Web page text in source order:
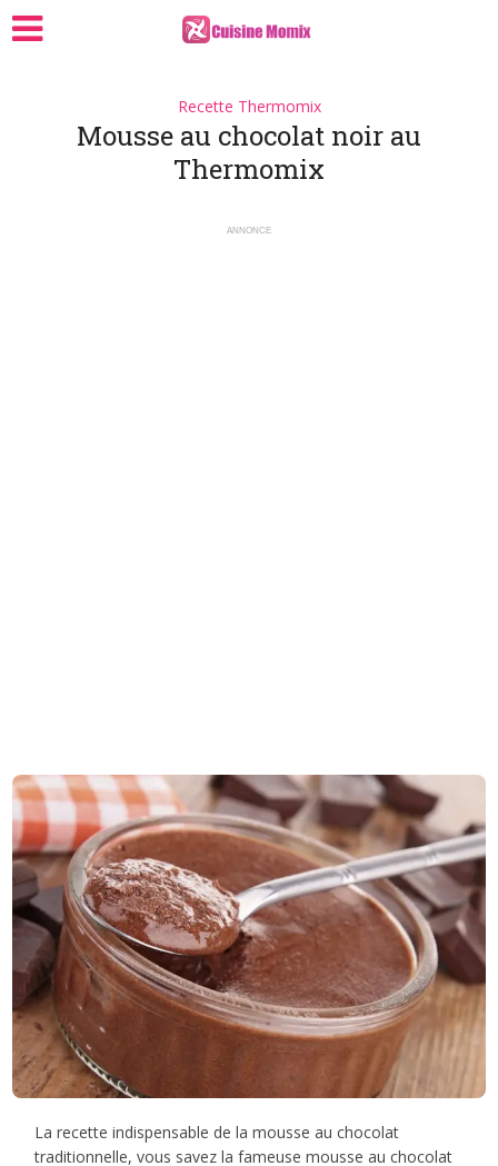
Recette Thermomix
Mousse au chocolat noir au
Thermomix
ANNONCE
La recette indispensable de la mousse au chocolat
traditionnelle, vous savez la fameuse mousse au chocolat